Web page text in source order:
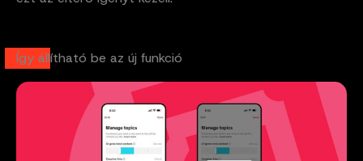
Így állítható be az új funkció